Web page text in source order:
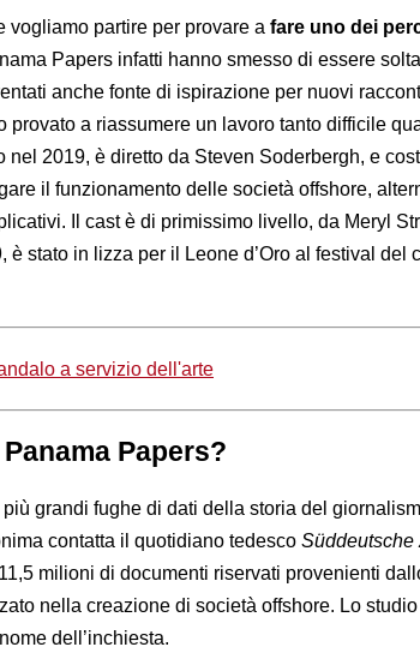
vogliamo partire per provare a fare uno dei
Papers infatti hanno smesso di essere
anche fonte di ispirazione per nuovi
provato a riassumere un lavoro tanto difficile
nel 2019, è diretto da Steven Soderbergh, e
il funzionamento delle società offshore,
Il cast è di primissimo livello, da Meryl
stato in lizza per il Leone d’Oro al festival del
a servizio dell'arte
Papers?
grandi fughe di dati della storia del
contatta il quotidiano tedesco Süddeutsche
milioni di documenti riservati provenienti
nella creazione di società offshore. Lo studio
dell’inchiesta.